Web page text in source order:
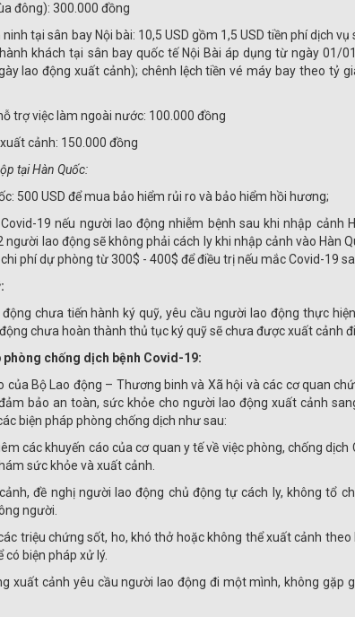
đông): 300.000 đồng
ninh tại sân bay Nội bài: 10,5 USD gồm 1,5 USD tiền phí dịch
khách tại sân bay quốc tế Nội Bài áp dụng từ ngày 01/
lao động xuất cảnh); chênh lệch tiền vé máy bay theo tỷ
trợ việc làm ngoài nước: 100.000 đồng
cảnh: 150.000 đồng
tại Hàn Quốc:
500 USD để mua bảo hiểm rủi ro và bảo hiểm hồi hương;
19 nếu người lao động nhiễm bệnh sau khi nhập cảnh
lao động sẽ không phải cách ly khi nhập cảnh vào Hàn
phí dự phòng từ 300$ - 400$ để điều trị nếu mắc Covid-19
chưa tiến hành ký quỹ, yêu cầu người lao động thực
chưa hoàn thành thủ tục ký quỹ sẽ chưa được xuất cảnh
phòng chống dịch bệnh Covid-19:
của Bộ Lao động – Thương binh và Xã hội và các cơ quan
bảo an toàn, sức khỏe cho người lao động xuất cảnh
biện pháp phòng chống dịch như sau:
các khuyến cáo của cơ quan y tế về việc phòng, chống
sức khỏe và xuất cảnh.
đề nghị người lao động chủ động tự cách ly, không tổ
người.
triệu chứng sốt, ho, khó thở hoặc không thể xuất cảnh
biện pháp xử lý.
xuất cảnh yêu cầu người lao động đi một mình, không